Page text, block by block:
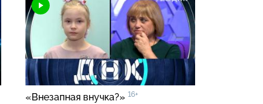
«Внезапная внучка?» 16+